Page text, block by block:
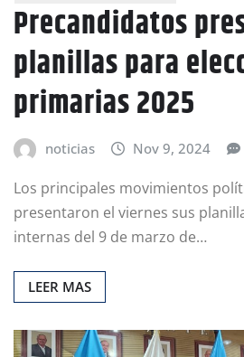
Precandidatos
planillas para
primarias 2025
noticias Nov 9, 2024
Los principales movimientos
presentaron el viernes sus
internas del 9 de marzo de…
LEER MAS